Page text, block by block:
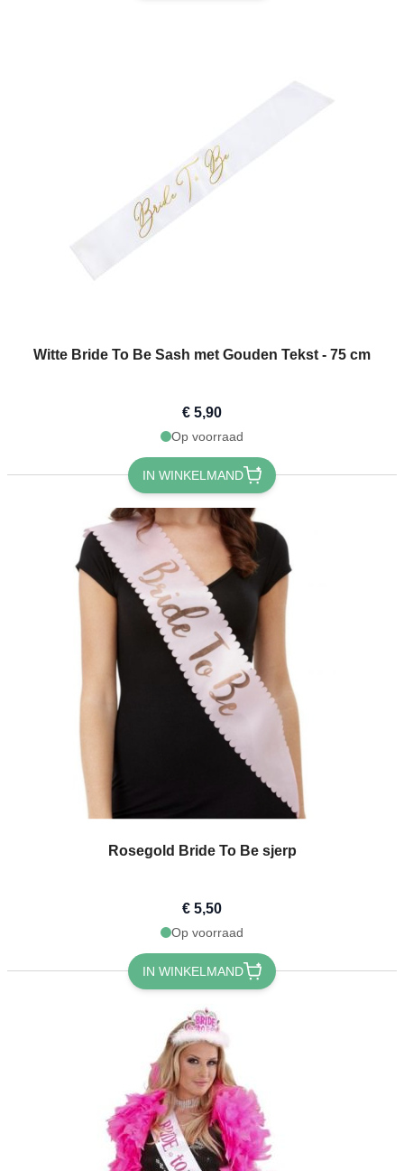
Witte Bride To Be Sash met Gouden Tekst - 75 cm
€ 5,90
Op voorraad
IN WINKELMAND
Rosegold Bride To Be sjerp
€ 5,50
Op voorraad
IN WINKELMAND